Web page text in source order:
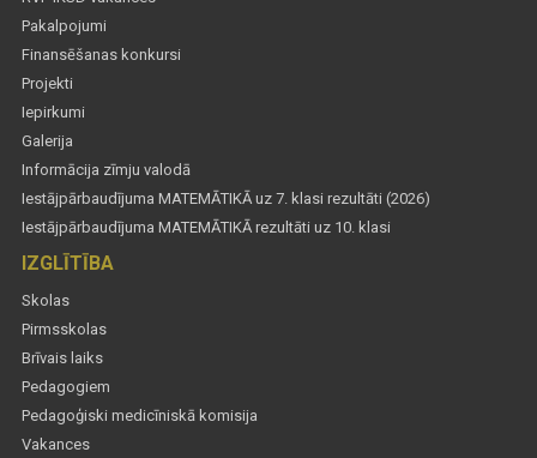
Pakalpojumi
Finansēšanas konkursi
Projekti
Iepirkumi
Galerija
Informācija zīmju valodā
Iestājpārbaudījuma MATEMĀTIKĀ uz 7. klasi rezultāti (2026)
Iestājpārbaudījuma MATEMĀTIKĀ rezultāti uz 10. klasi
IZGLĪTĪBA
Skolas
Pirmsskolas
Brīvais laiks
Pedagogiem
Pedagoģiski medicīniskā komisija
Vakances